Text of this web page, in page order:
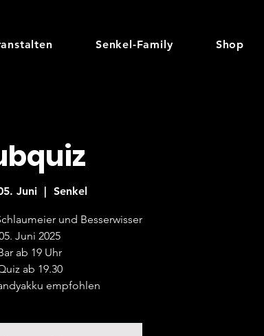
Senkel-Family Shop
Juni
  |
Senkel
und Besserwisser
Juni 2025
ab 19 Uhr
ab 19.30